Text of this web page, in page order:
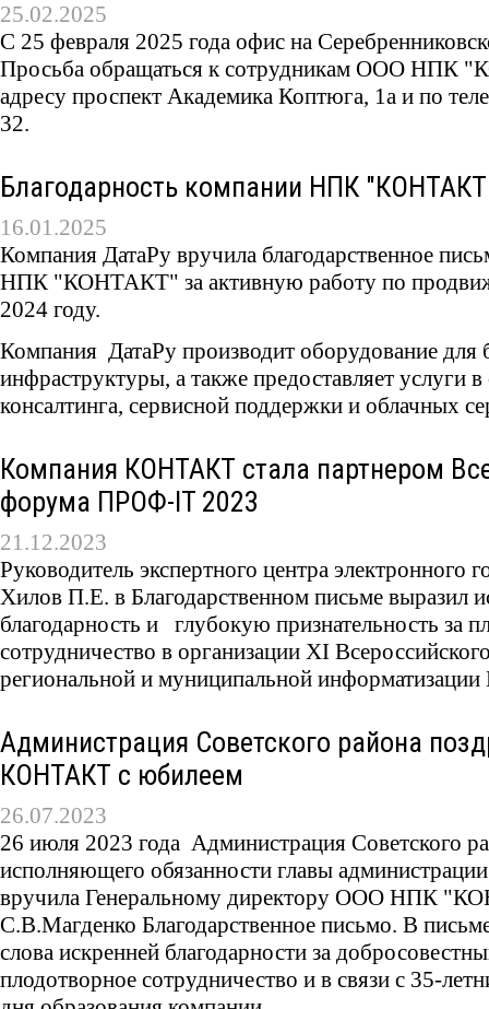
25.02.2025
С 25 февраля 2025 года офис на
Просьба обращаться к сотрудникам ООО НПК
адресу проспект Академика Коптюга, 1а и по
32.
Благодарность компании НПК
16.01.2025
Компания ДатаРу вручила благодарственное
НПК "КОНТАКТ" за активную работу по
2024 году.
Компания ДатаРу производит оборудование для
инфраструктуры, а также предоставляет услуги в
консалтинга, сервисной поддержки и облачных
Компания КОНТАКТ стала партнером
форума ПРОФ-IT 2023
21.12.2023
Руководитель экспертного центра электронного
Хилов П.Е. в Благодарственном письме выразил
благодарность и глубокую признательность за
сотрудничество в организации ХI
региональной и муниципальной
Администрация Советского района
КОНТАКТ с юбилеем
26.07.2023
26 июля 2023 года Администрация Советского
исполняющего обязанности главы
вручила Генеральному директору ООО НПК
С.В.Магденко Благодарственное письмо. В
слова искренней благодарности за
плодотворное сотрудничество и в связи с 35-